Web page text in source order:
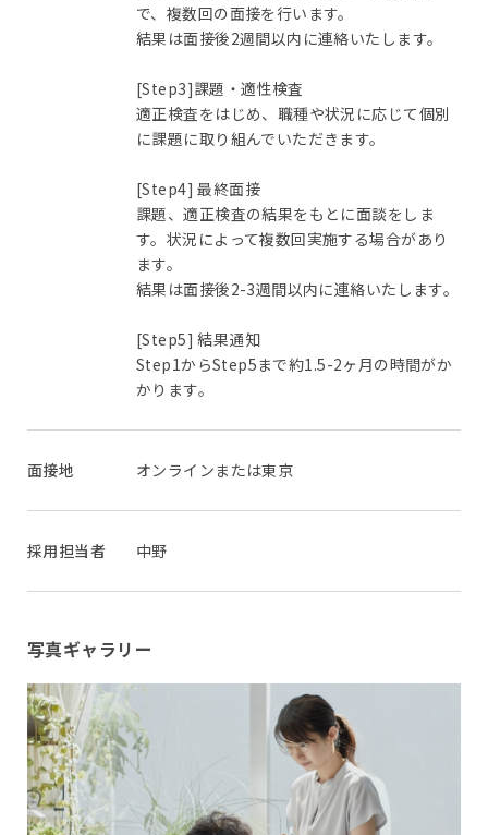
で、複数回の面接を行います。
結果は面接後2週間以内に連絡いたします。
[Step3]課題・適性検査
適正検査をはじめ、職種や状況に応じて個別
に課題に取り組んでいただきます。
[Step4] 最終面接
課題、適正検査の結果をもとに面談をしま
す。状況によって複数回実施する場合があり
ます。
結果は面接後2-3週間以内に連絡いたします。
[Step5] 結果通知
Step1からStep5まで約1.5-2ヶ月の時間がか
かります。
面接地 オンラインまたは東京
採用担当者 中野
写真ギャラリー